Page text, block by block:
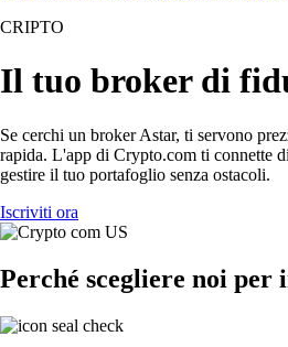
CRIPTO
Il tuo broker di
Se cerchi un broker Astar, ti servono
rapida. L'app di Crypto.com ti connette
gestire il tuo portafoglio senza ostacoli.
Iscriviti ora
Perché scegliere noi per